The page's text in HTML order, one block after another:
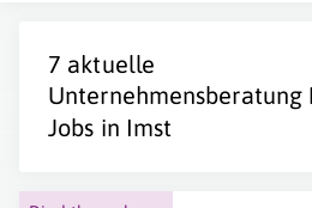
7 aktuelle
Unternehmensberatung
Jobs in Imst